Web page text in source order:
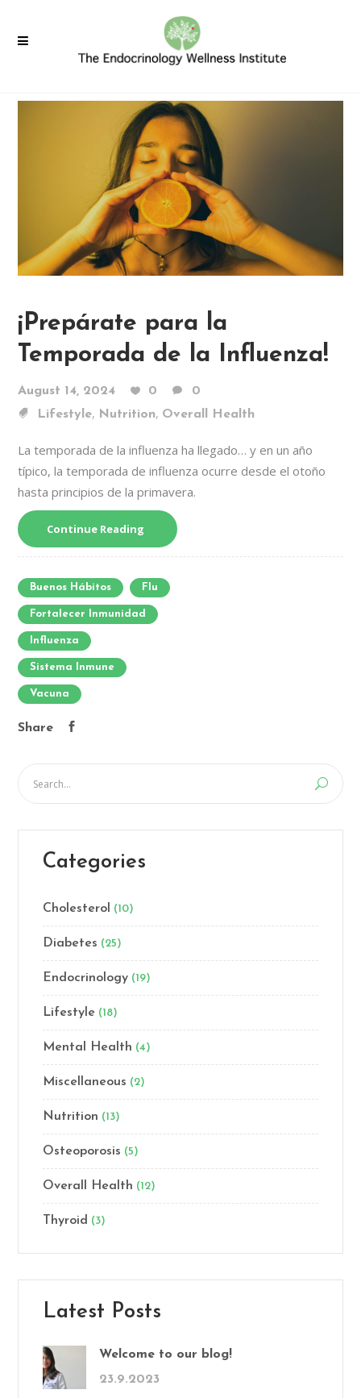
¡Prepárate para la
Temporada de la Influenza!
August 14, 2024 0
0
Lifestyle, Nutrition, Overall Health
La temporada de la influenza ha llegado… y en un año
típico, la temporada de influenza ocurre desde el otoño
hasta principios de la primavera.
Continue Reading
Buenos Hábitos Flu
Fortalecer Inmunidad
Influenza
Sistema Inmune
Vacuna
Share
Categories
Cholesterol (10)
Diabetes (25)
Endocrinology (19)
Lifestyle (18)
Mental Health (4)
Miscellaneous (2)
Nutrition (13)
Osteoporosis (5)
Overall Health (12)
Thyroid (3)
Latest Posts
Welcome to our blog!
23.9.2023